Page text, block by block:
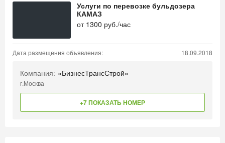
Услуги по перевозке бульдозера
КАМАЗ
от 1300 руб./час
Дата размещения объявления: 18.09.2018
Компания: «БизнесТрансСтрой»
г.Москва
+7 ПОКАЗАТЬ НОМЕР